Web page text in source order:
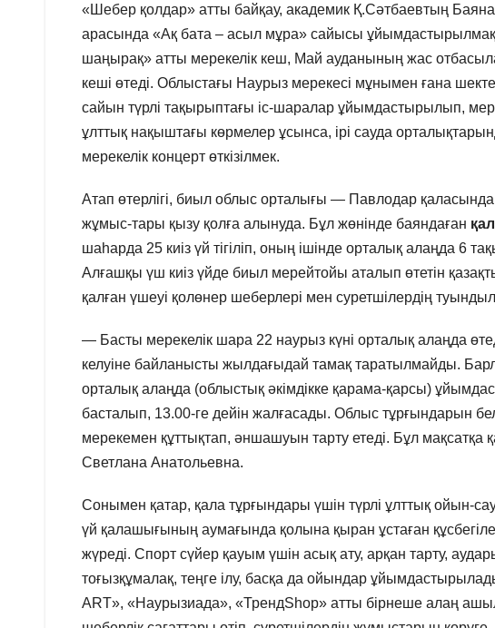
«Шебер қолдар» атты байқау, академик Қ.Сәтбаевтың
арасында «Ақ бата – асыл мұра» сайысы
шаңырақ» атты мерекелік кеш, Май ауданының жас
кеші өтеді. Облыстағы Наурыз мерекесі мұнымен ғана
сайын түрлі тақырыптағы іс-шаралар ұйымдастырылып,
ұлттық нақыштағы көрмелер ұсынса, ірі сауда
мерекелік концерт өткізілмек.
Атап өтерлігі, биыл облыс орталығы — Павлодар
жұмыс-тары қызу қолға алынуда. Бұл жөнінде баяндаған
шаһарда 25 киіз үй тігіліп, оның ішінде орталық алаңда 6
Алғашқы үш киіз үйде биыл мерейтойы аталып өтетін
қалған үшеуі қолөнер шеберлері мен суретшілердің
— Басты мерекелік шара 22 наурыз күні орталық алаңда
келуіне байланысты жылдағыдай тамақ таратылмайды.
орталық алаңда (облыстық әкімдікке қарама-қарсы)
басталып, 13.00-ге дейін жалғасады. Облыс тұрғындарын
мерекемен құттықтап, әншашуын тарту етеді. Бұл мақсатқа
Светлана Анатольевна.
Сонымен қатар, қала тұрғындары үшін түрлі ұлттық ойын-
үй қалашығының аумағында қолына қыран ұстаған
жүреді. Спорт сүйер қауым үшін асық ату, арқан тарту,
тоғызқұмалақ, теңге ілу, басқа да ойындар
ART», «Наурызиада», «ТрендЅһор» атты бірнеше алаң